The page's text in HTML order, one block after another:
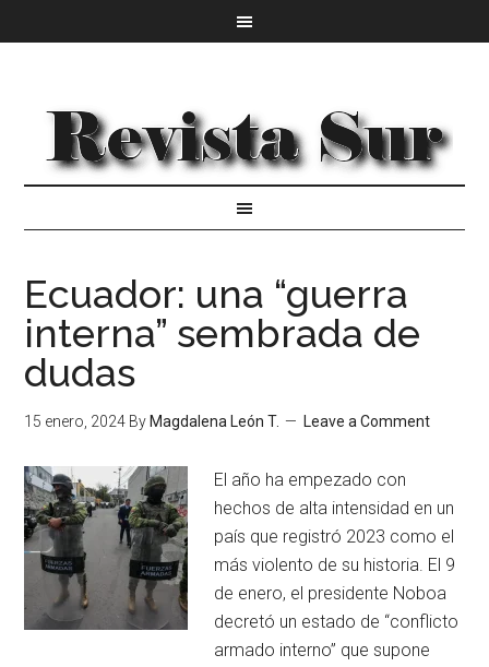
Ecuador: una “guerra
interna” sembrada de
dudas
15 enero, 2024 By Magdalena León T. Leave a Comment
El año ha empezado con
hechos de alta intensidad en un
país que registró 2023 como el
más violento de su historia. El 9
de enero, el presidente Noboa
decretó un estado de “conflicto
armado interno” que supone